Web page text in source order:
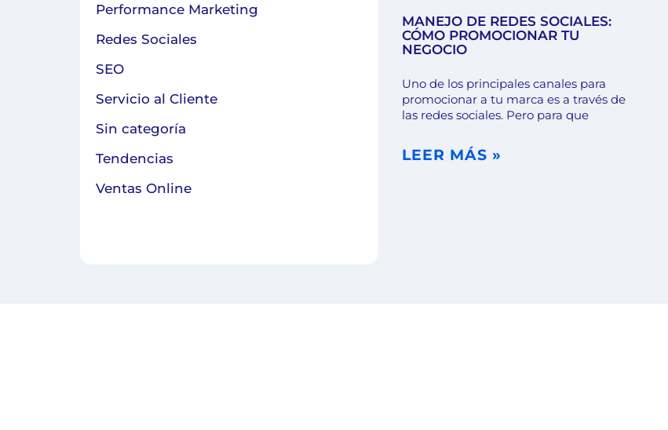
Performance Marketing
Redes Sociales
SEO
Servicio al Cliente
Sin categoría
Tendencias
Ventas Online
MANEJO DE REDES SOCIALES:
CÓMO PROMOCIONAR TU
NEGOCIO
Uno de los principales canales para
promocionar a tu marca es a través de
las redes sociales. Pero para que
LEER MÁS »